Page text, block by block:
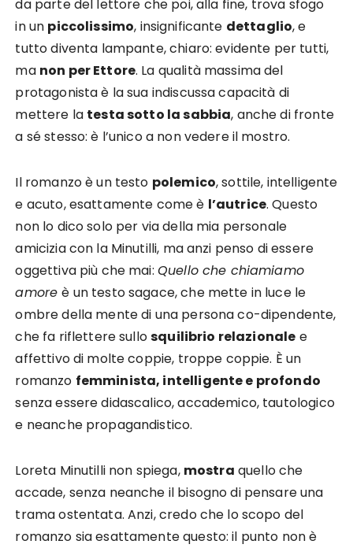
da parte del lettore che poi, alla fine, trova sfogo
in un piccolissimo, insignificante dettaglio, e
tutto diventa lampante, chiaro: evidente per tutti,
ma non per Ettore. La qualità massima del
protagonista è la sua indiscussa capacità di
mettere la testa sotto la sabbia, anche di fronte
a sé stesso: è l’unico a non vedere il mostro.
Il romanzo è un testo polemico, sottile, intelligente
e acuto, esattamente come è l’autrice. Questo
non lo dico solo per via della mia personale
amicizia con la Minutilli, ma anzi penso di essere
oggettiva più che mai: Quello che chiamiamo
amoreè un testo sagace, che mette in luce le
ombre della mente di una persona co-dipendente,
che fa riflettere sullosquilibrio relazionale e
affettivo di molte coppie, troppe coppie. È un
romanzo femminista, intelligente e profondo
senza essere didascalico, accademico, tautologico
e neanche propagandistico.
Loreta Minutilli non spiega, mostra quello che
accade, senza neanche il bisogno di pensare una
trama ostentata. Anzi, credo che lo scopo del
romanzo sia esattamente questo: il punto non è